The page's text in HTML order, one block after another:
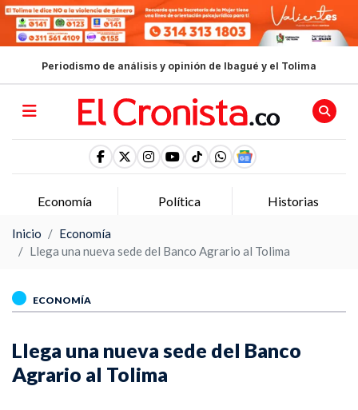
Periodismo de análisis y opinión de Ibagué y el Tolima
Economía Política Historias
Inicio
Economía
Llega una nueva sede del Banco Agrario al Tolima
ECONOMÍA
Llega una nueva sede del Banco
Agrario al Tolima